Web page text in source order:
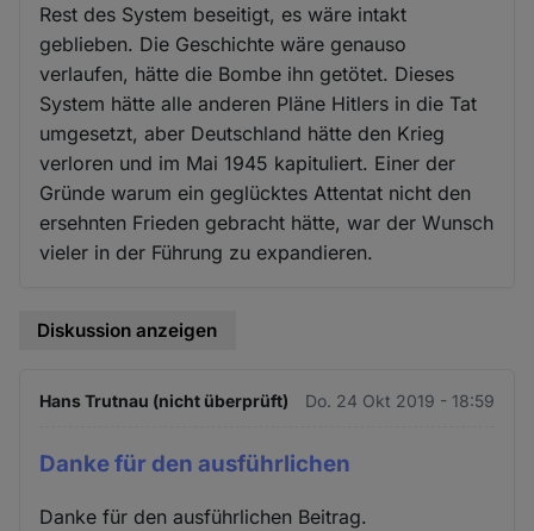
Rest des System beseitigt, es wäre intakt
geblieben. Die Geschichte wäre genauso
verlaufen, hätte die Bombe ihn getötet. Dieses
System hätte alle anderen Pläne Hitlers in die Tat
umgesetzt, aber Deutschland hätte den Krieg
verloren und im Mai 1945 kapituliert. Einer der
Gründe warum ein geglücktes Attentat nicht den
ersehnten Frieden gebracht hätte, war der Wunsch
vieler in der Führung zu expandieren.
Diskussion anzeigen
Hans Trutnau (nicht überprüft) Do. 24 Okt 2019 - 18:59
Danke für den ausführlichen
Danke für den ausführlichen Beitrag.